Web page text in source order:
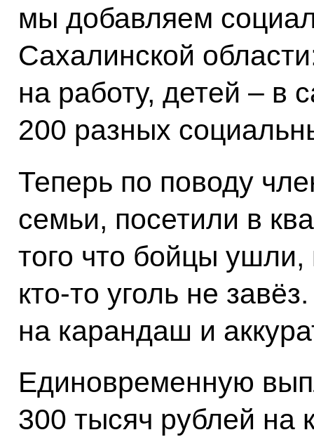
мы добавляем
Сахалинской
на работу, детей – в
200 разных
Теперь по поводу
семьи, посетили в
того что бойцы
кто-то уголь не
на карандаш и
Единовременную
300 тысяч рублей на